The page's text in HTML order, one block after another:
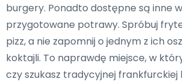
burgery. Ponadto dostępne są inne
przygotowane potrawy. Spróbuj
pizz, a nie zapomnij o jednym z ich
koktajli. To naprawdę miejsce, w
czy szukasz tradycyjnej frankfurckiej